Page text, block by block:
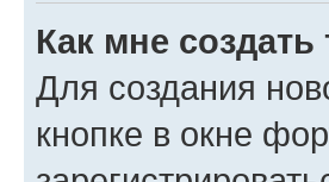
Как мне
Для создания
кнопке в окне